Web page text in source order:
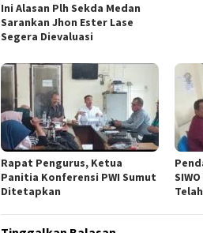
Ini Alasan Plh Sekda Medan
Sarankan Jhon Ester Lase
Segera Dievaluasi
Rapat Pengurus, Ketua
Panitia Konferensi PWI Sumut
Ditetapkan